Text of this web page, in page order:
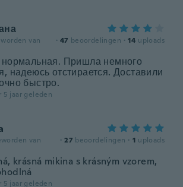
van
· 47 beoordelingen · 14 uploads
нормальная. Пришла немного
надеюсь отстирается. Доставили
быстро.
5 jaar geleden
van
· 27 beoordelingen · 1 uploads
krásná mikina s krásným vzorem,
5 jaar geleden